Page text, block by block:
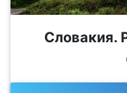
Словакия.